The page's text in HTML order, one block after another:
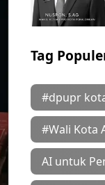
Tag
#dpupr
#Wali Kota
AI untuk